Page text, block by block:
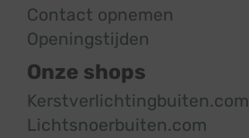
Contact opnemen
Openingstijden
Onze shops
Kerstverlichtingbuiten.com
Lichtsnoerbuiten.com